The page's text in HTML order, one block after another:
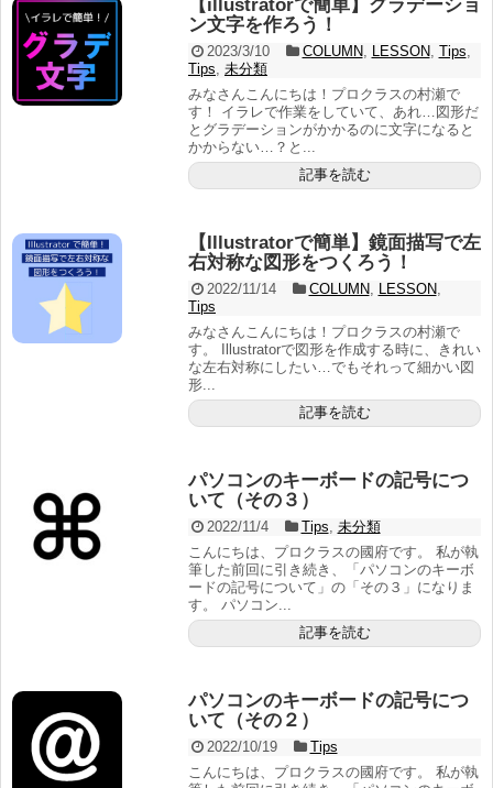
【illustratorで簡単】グラデーショ
ン文字を作ろう！
2023/3/10 COLUMN, LESSON, Tips,
Tips, 未分類
みなさんこんにちは！プロクラスの村瀬で
す！ イラレで作業をしていて、あれ…図形だ
とグラデーションがかかるのに文字になると
かからない…？と...
記事を読む
【Illustratorで簡単】鏡面描写で左
右対称な図形をつくろう！
2022/11/14 COLUMN, LESSON,
Tips
みなさんこんにちは！プロクラスの村瀬で
す。 Illustratorで図形を作成する時に、きれい
な左右対称にしたい…でもそれって細かい図
形...
記事を読む
パソコンのキーボードの記号につ
いて（その３）
2022/11/4 Tips, 未分類
こんにちは、プロクラスの國府です。 私が執
筆した前回に引き続き、「パソコンのキーボ
ードの記号について」の「その３」になりま
す。 パソコン...
記事を読む
パソコンのキーボードの記号につ
いて（その２）
2022/10/19
Tips
こんにちは、プロクラスの國府です。 私が執